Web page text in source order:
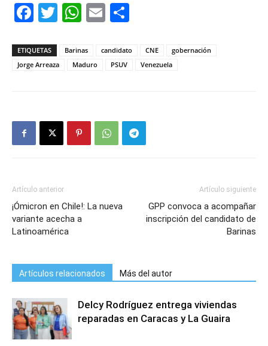
Facebook
Twitter
WhatsApp
Email
ETIQUETAS Barinas candidato CNE
gobernación
Jorge Arreaza
Maduro PSUV Venezuela
Artículo anterior
¡Ómicron en Chile!: La nueva
variante acecha a
Latinoamérica
Artículo siguiente
GPP convoca a acompañar
inscripción del candidato de
Barinas
Artículos relacionados Más del autor
Delcy Rodríguez entrega viviendas
reparadas en Caracas y La Guaira